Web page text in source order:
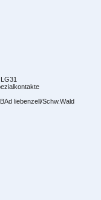
liebenzell/Schw.Wald